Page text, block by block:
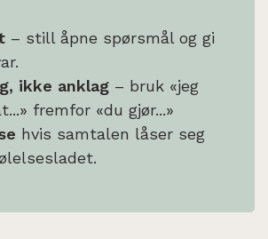
– still åpne spørsmål og gi
ikke anklag– bruk «jeg
fremfor «du gjør...»
hvis samtalen låser seg